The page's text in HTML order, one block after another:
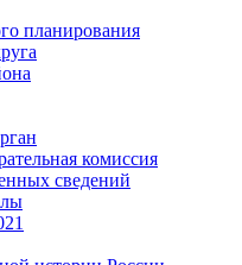
планирования
комиссия
сведений